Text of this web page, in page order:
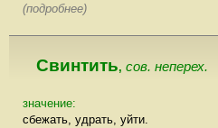
(подробнее)
Свинтить, сов. неперех.
значение:
сбежать, удрать, уйти.